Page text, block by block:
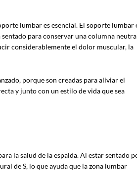
lumbar es esencial. El soporte lumbar
para conservar una columna
considerablemente el dolor muscular, la
porque son creadas para aliviar el
y junto con un estilo de vida que sea
la salud de la espalda. Al estar sentado
de S, lo que ayuda que la zona lumbar